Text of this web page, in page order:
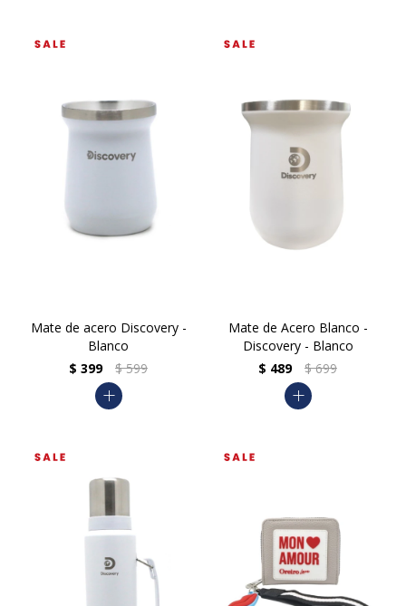
Mate de acero Discovery -
Blanco
$ 399 $ 599
add
Mate de Acero Blanco -
Discovery - Blanco
$ 489 $ 699
add